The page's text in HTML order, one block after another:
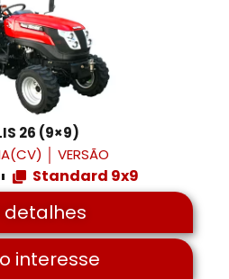
26 (9×9)
VERSÃO
Standard 9x9
detalhes
interesse